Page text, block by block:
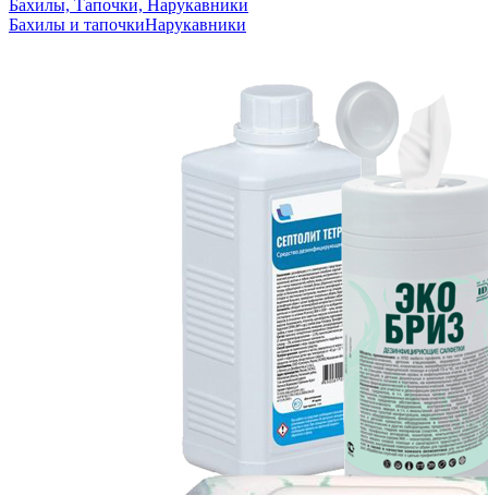
Бахилы, Тапочки, Нарукавники
Бахилы и тапочкиНарукавники